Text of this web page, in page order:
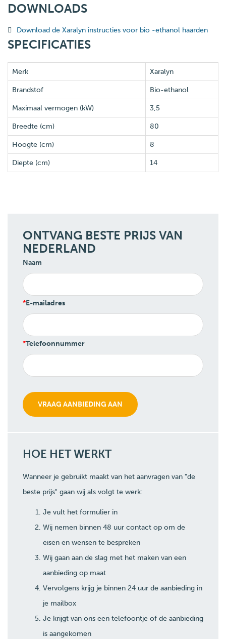
DOWNLOADS
Download de Xaralyn instructies voor bio -ethanol haarden
SPECIFICATIES
Merk Xaralyn
Brandstof Bio-ethanol
Maximaal vermogen (kW) 3,5
Breedte (cm) 80
Hoogte (cm) 8
Diepte (cm) 14
ONTVANG BESTE PRIJS VAN
NEDERLAND
Naam
E-mailadres
Telefoonnummer
HOE HET WERKT
Wanneer je gebruikt maakt van het aanvragen van "de
beste prijs" gaan wij als volgt te werk:
Je vult het formulier in
Wij nemen binnen 48 uur contact op om de
eisen en wensen te bespreken
Wij gaan aan de slag met het maken van een
aanbieding op maat
Vervolgens krijg je binnen 24 uur de aanbieding in
je mailbox
Je krijgt van ons een telefoontje of de aanbieding
is aangekomen